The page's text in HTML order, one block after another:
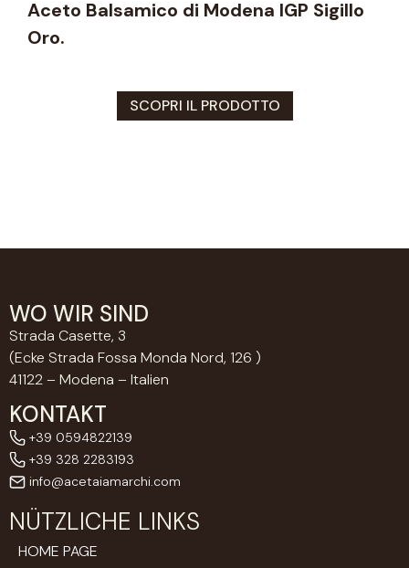
Aceto Balsamico di Modena IGP Sigillo
Oro.
SCOPRI IL PRODOTTO
WO WIR SIND
Strada Casette, 3
(Ecke Strada Fossa Monda Nord, 126 )
41122 – Modena – Italien
KONTAKT
+39 0594822139
+39 328 2283193
info@acetaiamarchi.com
NÜTZLICHE LINKS
HOME PAGE